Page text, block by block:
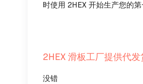
时使用 2HEX 开始生产您的第
2HEX 滑板工厂提供代发
没错